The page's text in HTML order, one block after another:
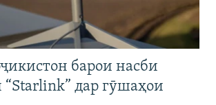
барои насби
“Starlink” дар гӯшаҳои